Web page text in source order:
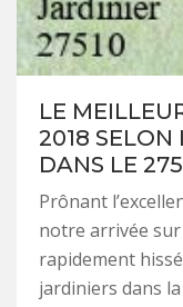
LE
2018 SELON
DANS LE
Prônant
notre arrivée
rapidement
jardiniers dans